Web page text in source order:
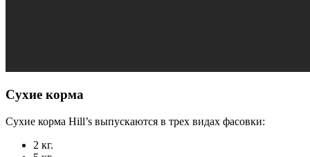
Сухие корма
Сухие корма Hill’s выпускаются в трех видах фасовки:
2 кг.